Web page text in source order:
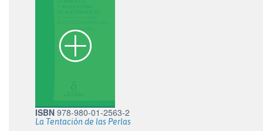
ISBN 978-980-01-2563-2
La Tentación de las Perlas